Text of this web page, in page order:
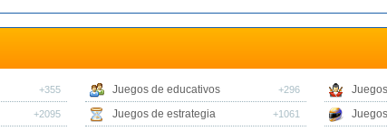
+355
+2095
Juegos de educativos +296
Juegos de estrategia +1061